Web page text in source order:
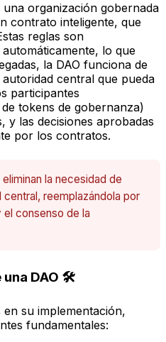
una organización gobernada
contrato inteligente, que
reglas son
lo que
la DAO funciona de
central que pueda
participantes
tokens de gobernanza)
y las decisiones aprobadas
por los contratos.
eliminan la necesidad de
reemplazándola por
consenso de la
DAO 🛠️
en su implementación,
fundamentales: